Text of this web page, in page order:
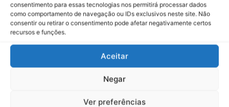
consentimento para essas tecnologias nos permitirá processar dados
como comportamento de navegação ou IDs exclusivos neste site. Não
consentir ou retirar o consentimento pode afetar negativamente certos
recursos e funções.
Aceitar
Negar
Ver preferências
CONTATO
Escreva para nós:contato@boletimdopaddock.com.br
Nossas Redes Sociais:
Vinheta de abertura e trilha: